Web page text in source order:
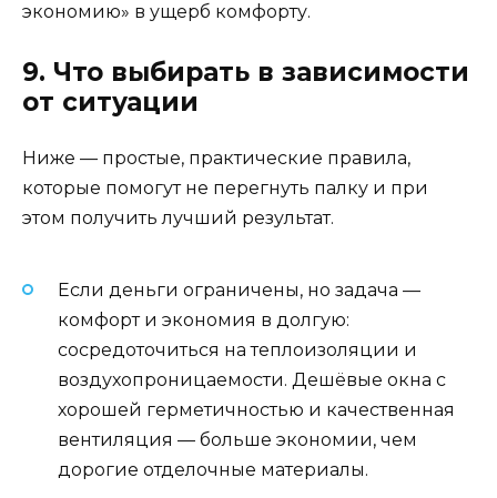
экономию» в ущерб комфорту.
9. Что выбирать в зависимости
от ситуации
Ниже — простые, практические правила,
которые помогут не перегнуть палку и при
этом получить лучший результат.
Если деньги ограничены, но задача —
комфорт и экономия в долгую:
сосредоточиться на теплоизоляции и
воздухопроницаемости. Дешёвые окна с
хорошей герметичностью и качественная
вентиляция — больше экономии, чем
дорогие отделочные материалы.